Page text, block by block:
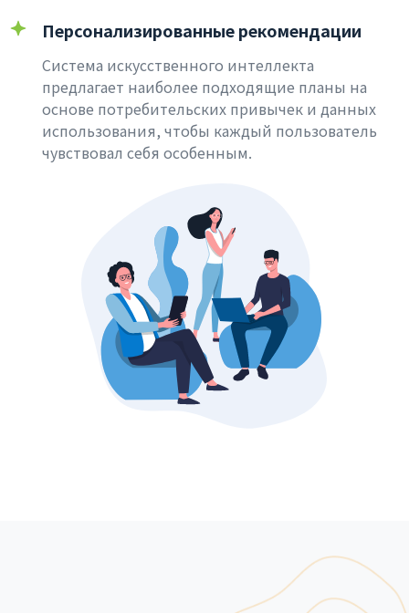
Персонализированные рекомендации
Система искусственного интеллекта
предлагает наиболее подходящие планы на
основе потребительских привычек и данных
использования, чтобы каждый пользователь
чувствовал себя особенным.